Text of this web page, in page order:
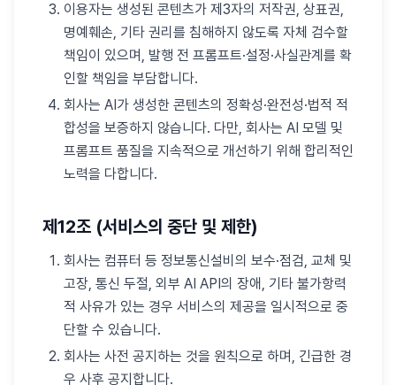
이용자는 생성된 콘텐츠가 제3자의 저작권, 상표권,
명예훼손, 기타 권리를 침해하지 않도록 자체 검수할
책임이 있으며, 발행 전 프롬프트·설정·사실관계를 확
인할 책임을 부담합니다.
회사는 AI가 생성한 콘텐츠의 정확성·완전성·법적 적
합성을 보증하지 않습니다. 다만, 회사는 AI 모델 및
프롬프트 품질을 지속적으로 개선하기 위해 합리적인
노력을 다합니다.
제12조 (서비스의 중단 및 제한)
회사는 컴퓨터 등 정보통신설비의 보수·점검, 교체 및
고장, 통신 두절, 외부 AI API의 장애, 기타 불가항력
적 사유가 있는 경우 서비스의 제공을 일시적으로 중
단할 수 있습니다.
회사는 사전 공지하는 것을 원칙으로 하며, 긴급한 경
우 사후 공지합니다.